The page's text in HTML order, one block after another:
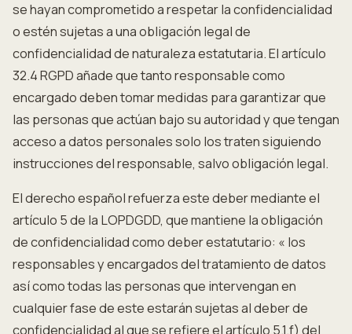
se hayan comprometido a respetar la confidencialidad
o estén sujetas a una obligación legal de
confidencialidad de naturaleza estatutaria. El artículo
32.4 RGPD añade que tanto responsable como
encargado deben tomar medidas para garantizar que
las personas que actúan bajo su autoridad y que tengan
acceso a datos personales solo los traten siguiendo
instrucciones del responsable, salvo obligación legal.
El derecho español refuerza este deber mediante el
artículo 5 de la LOPDGDD, que mantiene la obligación
de confidencialidad como deber estatutario: « los
responsables y encargados del tratamiento de datos
así como todas las personas que intervengan en
cualquier fase de este estarán sujetas al deber de
confidencialidad al que se refiere el artículo 5.1.f) del